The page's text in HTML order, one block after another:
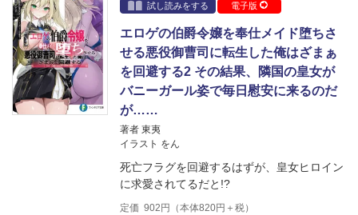
試し読みをする
電子版
エロゲの伯爵令嬢を奉仕メイド堕ちさ
せる悪役御曹司に転生した俺はざまぁ
を回避する2 その結果、隣国の皇女が
バニーガール姿で毎日慰安に来るのだ
が……
著者 東夷
イラスト をん
死亡フラグを回避するはずが、皇女ヒロイン
に求愛されてるだと!?
定価 902 円（本体820円＋税）